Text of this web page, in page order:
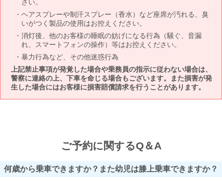
さい。
ヘアスプレーや制汗スプレー（香水）など座席が汚れる、臭
いがつく製品の使用はお控えください。
消灯後、他のお客様の睡眠の妨げになる行為（騒ぐ、音漏
れ、スマートフォンの操作）等はお控えください。
暴力行為など、その他迷惑行為
上記禁止事項が発覚した場合や乗務員の指示に従わない場合は、
警察に連絡の上、下車を命じる場合もございます。また損害が発
生した場合にはお客様に損害賠償請求を行うことがあります。
ご予約に関するQ＆A
何歳から乗車できますか？また幼児は膝上乗車できますか？